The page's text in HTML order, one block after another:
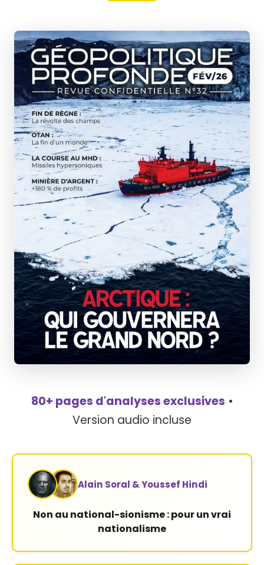
80+ pages d'analyses exclusives •
Version audio incluse
Alain Soral & Youssef Hindi
Non au national-sionisme : pour un vrai
nationalisme